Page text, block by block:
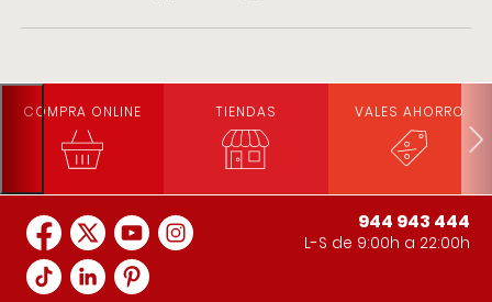
COMPRA ONLINE TIENDAS VALES AHORRO
944 943 444
L-S de 9:00h a 22:00h